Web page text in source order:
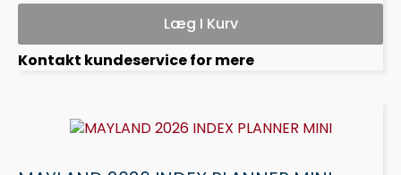
Læg I Kurv
Kontakt kundeservice for mere